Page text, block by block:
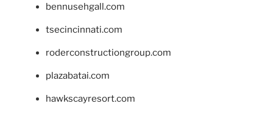
bennusehgall.com
tsecincinnati.com
roderconstructiongroup.com
plazabatai.com
hawkscayresort.com